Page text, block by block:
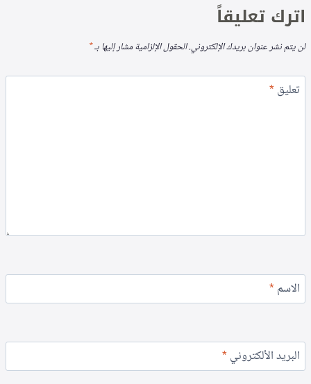
اترك تعليقاً
لن يتم نشر عنوان بريدك الإلكتروني.الحقول الإلزامية مشار إليها بـ*
تعليق*
الاسم*
البريد الألكتروني*